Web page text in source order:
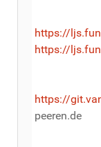
https://ljs.fun
https://ljs.fun
https://
peeren.de